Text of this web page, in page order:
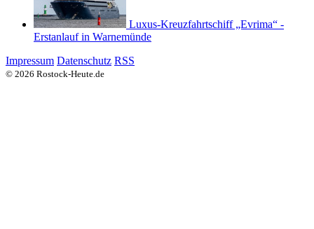
Luxus-Kreuzfahrtschiff „Evrima“ -
Erstanlauf in Warnemünde
Impressum Datenschutz RSS
© 2026 Rostock-Heute.de